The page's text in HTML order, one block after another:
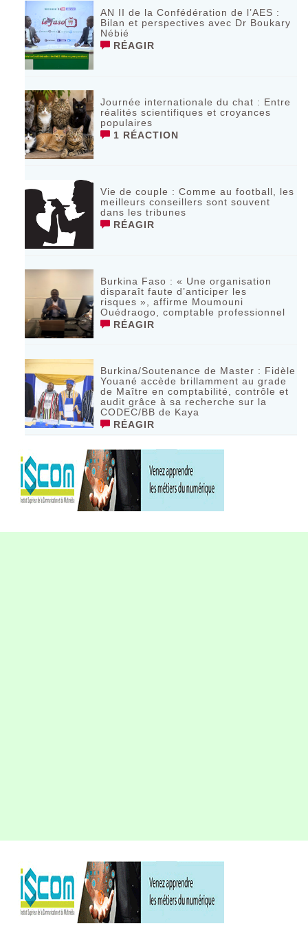
AN II de la Confédération de l’AES :
Bilan et perspectives avec Dr Boukary
Nébié
RÉAGIR
Journée internationale du chat : Entre
réalités scientifiques et croyances
populaires
1 RÉACTION
Vie de couple : Comme au football, les
meilleurs conseillers sont souvent
dans les tribunes
RÉAGIR
Burkina Faso : « Une organisation
disparaît faute d’anticiper les
risques », affirme Moumouni
Ouédraogo, comptable professionnel
RÉAGIR
Burkina/Soutenance de Master : Fidèle
Youané accède brillamment au grade
de Maître en comptabilité, contrôle et
audit grâce à sa recherche sur la
CODEC/BB de Kaya
RÉAGIR